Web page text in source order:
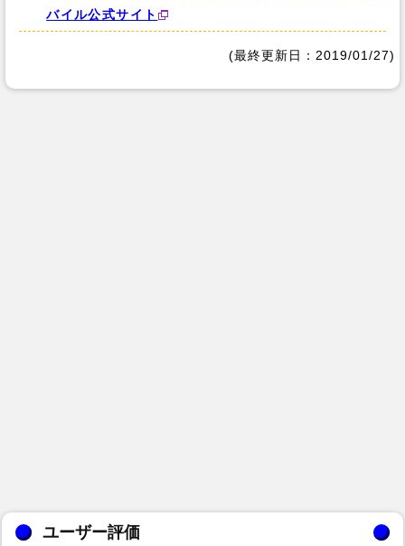
バイル公式サイト
(最終更新日：2019/01/27)
ユーザー評価